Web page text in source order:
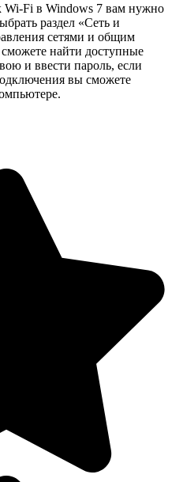
Wi-Fi в Windows 7 вам нужно
раздел «Сеть и
сетями и общим
найти доступные
и ввести пароль, если
вы сможете